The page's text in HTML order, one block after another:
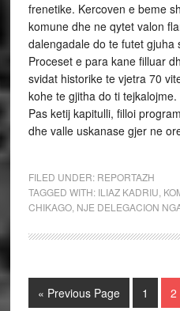
frenetike. Kercoven e beme
komune dhe ne qytet valon
dalengadale do te futet gjuha
Proceset e para kane filluar
svidat historike te vjetra 70
kohe te gjitha do ti tejkalojme.
Pas ketij kapitulli, filloi
dhe valle uskanase gjer ne
FILED UNDER: REPORTAZH
TAGGED WITH: ILIAZ KADRIU
CHIKAGO, NJE DELEGACION
« Previous Page 1 2